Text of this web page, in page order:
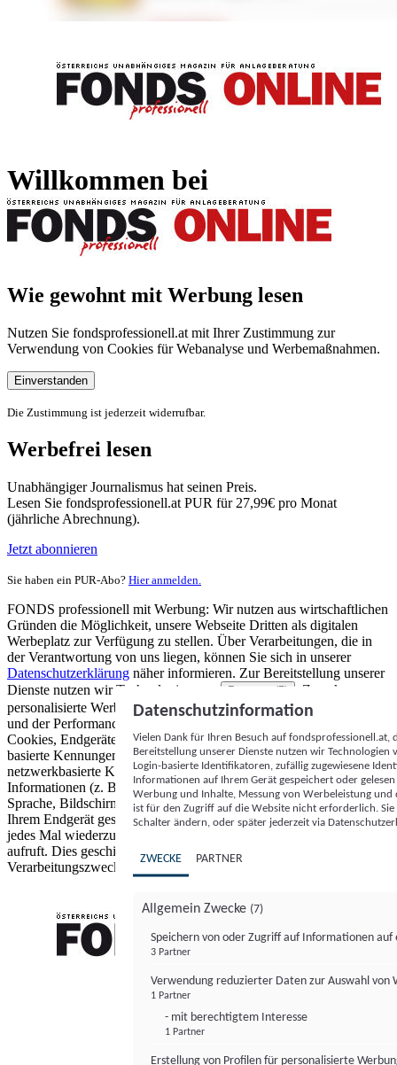
Willkommen bei
Wie gewohnt mit Werbung lesen
Nutzen Sie fondsprofessionell.at mit Ihrer Zustimmung zur
Verwendung von Cookies für Webanalyse und Werbemaßnahmen.
Einverstanden
Die Zustimmung ist jederzeit widerrufbar.
Werbefrei lesen
Unabhängiger Journalismus hat seinen Preis.
Lesen Sie fondsprofessionell.at PUR für 27,99€ pro Monat
(jährliche Abrechnung).
Jetzt abonnieren
Sie haben ein PUR-Abo? Hier anmelden.
FONDS professionell mit Werbung: Wir nutzen aus wirtschaftlichen
Gründen die Möglichkeit, unsere Webseite Dritten als digitalen
Werbeplatz zur Verfügung zu stellen. Über Verarbeitungen, die in
der Verantwortung von uns liegen, können Sie sich in unserer
Datenschutzerklärung näher informieren. Zur Bereitstellung unserer
Dienste nutzen wir Technologien von
Partnern (5)
. Zwecke:
personalisierte Werbung und Inhalte, Messung von Werbeleistung
und der Performance von Inhalten sowie Zielgruppenforschung.
Cookies, Endgeräte- oder ähnliche Online-Kennungen (z. B. login-
basierte Kennungen, zufällig generierte Kennungen,
netzwerkbasierte Kennungen) können zusammen mit anderen
Informationen (z. B. Browsertyp und Browserinformationen,
Sprache, Bildschirmgröße, unterstützte Technologien usw.) auf
Ihrem Endgerät gespeichert oder von dort ausgelesen werden, um es
jedes Mal wiederzuerkennen, wenn es eine App oder einer Webseite
aufruft. Dies geschieht für einen oder mehrere der hier aufgeführten
Verarbeitungszwecke.
Datenschutzinformation
Vielen Dank für Ihren Besuch auf
Bereitstellung unserer Dienste nutzen wir Technologien
Login-basierte Identifikatoren, zufällig zugewiesene
Informationen auf Ihrem Gerät gespeichert oder
Werbung und Inhalte, Messung von Werbeleistung
ist für den Zugriff auf die Website nicht erforderlich.
Schalter ändern, oder später jederzeit via
ZWECKE PARTNER
Allgemein Zwecke (7)
Speichern von oder Zugriff auf Informationen auf
3 Partner
Verwendung reduzierter Daten zur Auswahl von
1 Partner
- mit berechtigtem Interesse
1 Partner
Erstellung von Profilen für personalisierte
FONDS professionell